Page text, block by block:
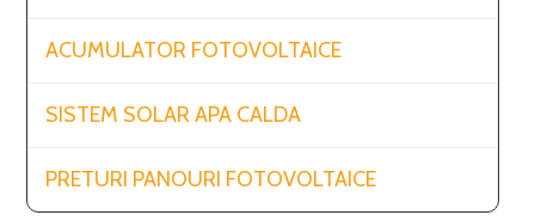
ACUMULATOR FOTOVOLTAICE
SISTEM SOLAR APA CALDA
PRETURI PANOURI FOTOVOLTAICE